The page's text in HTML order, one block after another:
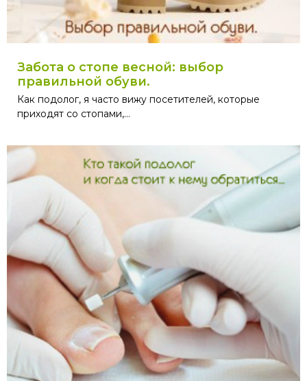
Забота о стопе весной: выбор
правильной обуви.
Как подолог, я часто вижу посетителей, которые
приходят со стопами,...